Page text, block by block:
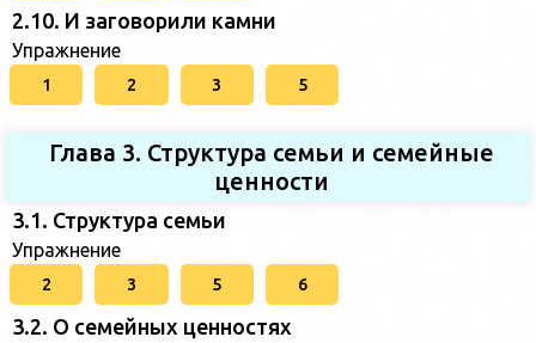
2.10. И заговорили камни
Упражнение
1 2 3 5
Глава 3. Структура семьи и семейные
ценности
3.1. Структура семьи
Упражнение
2 3 5 6
3.2. О семейных ценностях